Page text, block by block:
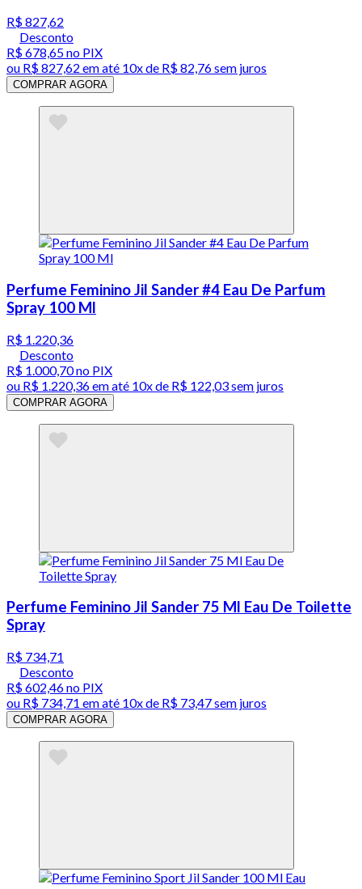
R$ 827,62
Desconto
R$ 678,65no PIX
ou R$ 827,62 em até 10x de R$ 82,76 sem juros
COMPRAR AGORA
Perfume Feminino Jil Sander #4 Eau De Parfum
Spray 100 Ml
R$ 1.220,36
Desconto
R$ 1.000,70no PIX
ou R$ 1.220,36em até 10x de R$ 122,03 sem juros
COMPRAR AGORA
Perfume Feminino Jil Sander 75 Ml Eau De Toilette
Spray
R$ 734,71
Desconto
R$ 602,46no PIX
ou R$ 734,71 em até 10x de R$ 73,47 sem juros
COMPRAR AGORA